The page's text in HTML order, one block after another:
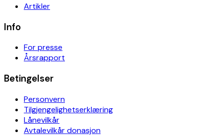
Artikler
Info
For presse
Årsrapport
Betingelser
Personvern
Tilgjengelighetserklæring
Lånevilkår
Avtalevilkår donasjon